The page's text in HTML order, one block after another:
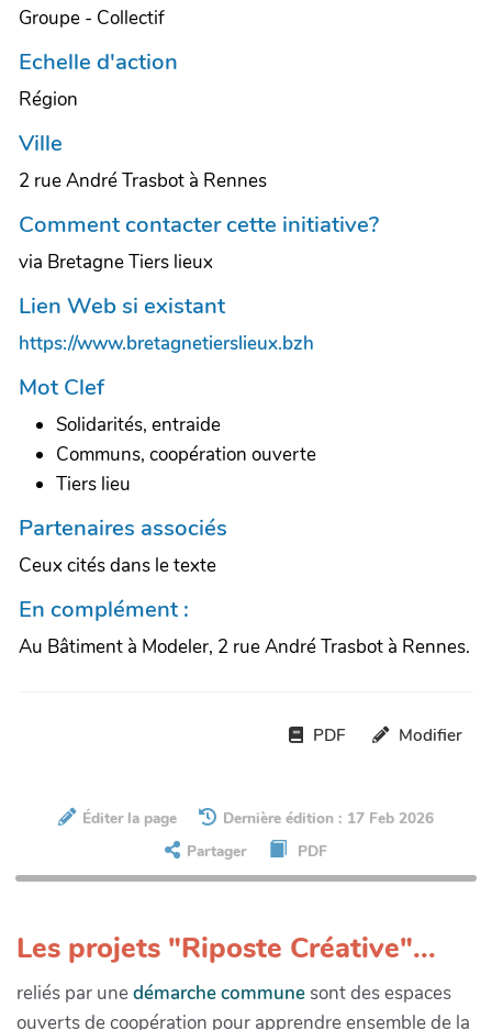
Groupe - Collectif
Echelle d'action
Région
Ville
2 rue André Trasbot à Rennes
Comment contacter cette initiative?
via Bretagne Tiers lieux
Lien Web si existant
https://www.bretagnetierslieux.bzh
Mot Clef
Solidarités, entraide
Communs, coopération ouverte
Tiers lieu
Partenaires associés
Ceux cités dans le texte
En complément :
Au Bâtiment à Modeler, 2 rue André Trasbot à Rennes.
PDF Modifier
Éditer la page
Dernière édition : 17 Feb 2026
Partager
PDF